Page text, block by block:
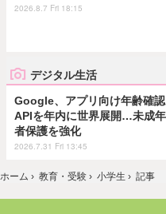
2026.8.7 Fri 18:15
デジタル生活
Google、アプリ向け年齢確認
APIを年内に世界展開…未成年
者保護を強化
2026.7.31 Fri 13:45
ホーム › 教育・受験 › 小学生 › 記事